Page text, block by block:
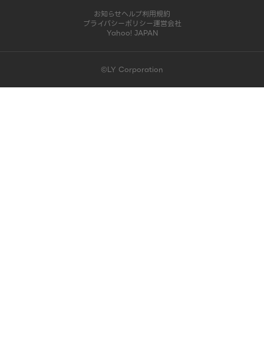
お知らせヘルプ利用規約
プライバシーポリシー運営会社
Yahoo! JAPAN
©LY Corporation
このコンテンツは掲載が終了しました | LINE占い